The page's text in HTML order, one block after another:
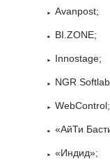
Avanpost;
BI.ZONE;
Innostage;
NGR
WebControl;
«АйТи
«Индид»;